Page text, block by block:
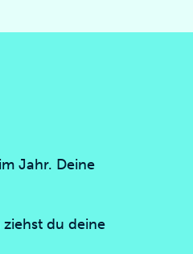
Jahr. Deine
du deine